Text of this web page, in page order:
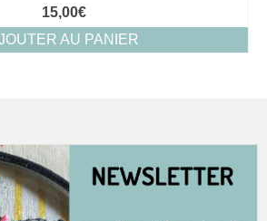
15,00€
AU PANIER